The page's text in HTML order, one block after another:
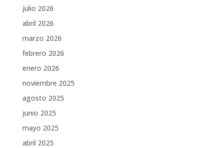
julio 2026
abril 2026
marzo 2026
febrero 2026
enero 2026
noviembre 2025
agosto 2025
junio 2025
mayo 2025
abril 2025